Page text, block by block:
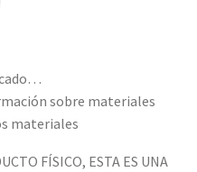
sobre materiales
materiales
FÍSICO, ESTA ES UNA